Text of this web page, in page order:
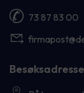
73 87 83 00
Besøksadresse